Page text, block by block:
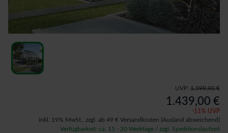
UVP: 1.599,90 €
1.439,00 €
-11 % UVP
inkl. 19% MwSt., zzgl. ab 49 € Versandkosten (Ausland abweichend)
Verfügbarkeit: ca. 15 - 20 Werktage / zzgl. Speditionslaufzeit